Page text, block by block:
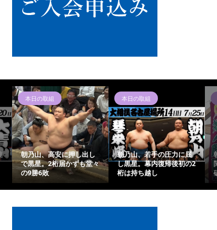
本日の取組
朝乃山、高安に押し出し
で黒星。2桁届かずも堂々
の9勝6敗
本日の取組
朝乃山、若手の圧力に屈
し黒星。幕内復帰後初の2
桁は持ち越し